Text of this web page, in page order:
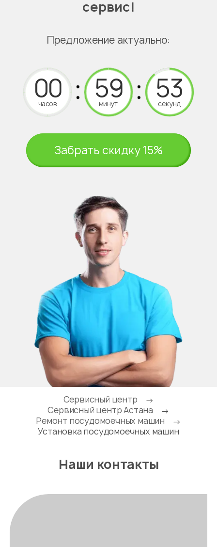
сервис!
Предложение актуально:
часов минут секунд
Забрать скидку 15%
Сервисный центр
→
Сервисный центр Астана
→
Ремонт посудомоечных машин
→
Установка посудомоечных машин
Наши контакты